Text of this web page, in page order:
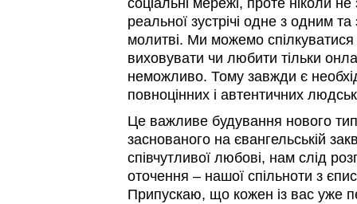
соціальні мережі, проте ніколи
реальної зустрічі одне з одним
молитві. Ми можемо
виховувати чи любити тільки
неможливо. Тому завжди є
повноцінних і автентичних
Це важливе будування нового
заснованого на євангельській
співчутливої любові, нам слід
оточення – нашої спільноти з
Припускаю, що кожен із вас уже